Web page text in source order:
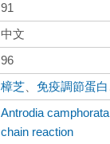
91
中文
96
樟芝 、免疫調節蛋白
Antrodia camphorata
chain reaction